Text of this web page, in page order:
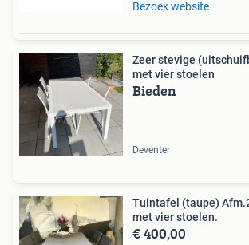
Bezoek website
Zeer stevige
met vier stoelen
Bieden
Deventer
Tuintafel (taupe)
met vier stoelen.
€ 400,00